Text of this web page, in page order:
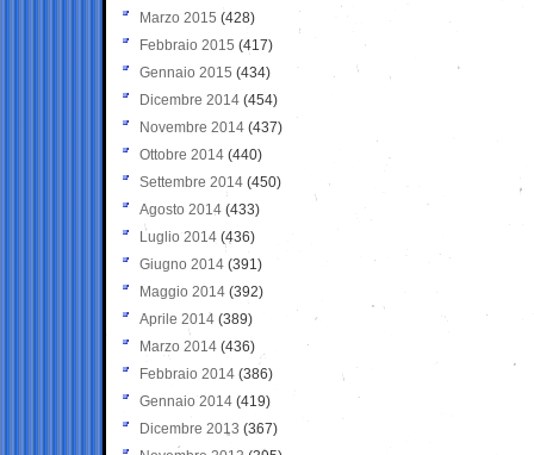
Marzo 2015 (428)
Febbraio 2015 (417)
Gennaio 2015 (434)
Dicembre 2014 (454)
Novembre 2014 (437)
Ottobre 2014 (440)
Settembre 2014 (450)
Agosto 2014 (433)
Luglio 2014 (436)
Giugno 2014 (391)
Maggio 2014 (392)
Aprile 2014 (389)
Marzo 2014 (436)
Febbraio 2014 (386)
Gennaio 2014 (419)
Dicembre 2013 (367)